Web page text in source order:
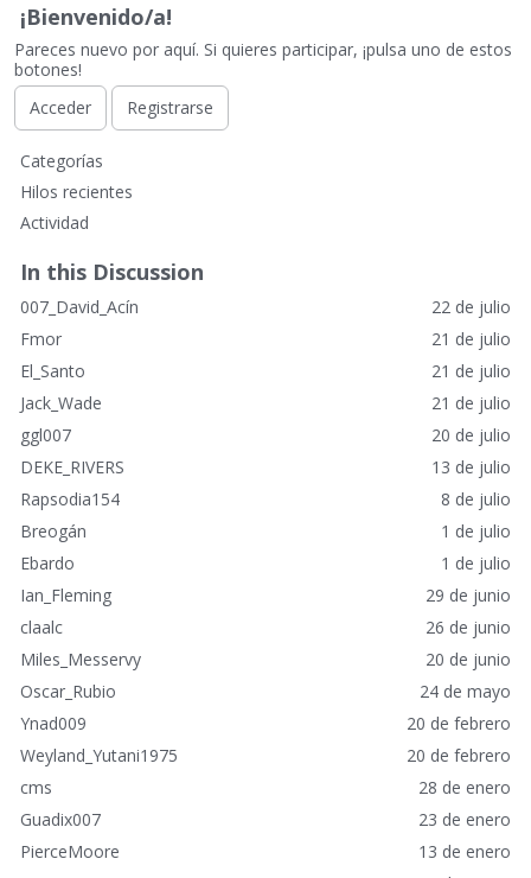
¡Bienvenido/a!
Pareces nuevo por aquí. Si quieres participar, ¡pulsa uno de estos
botones!
Acceder
Registrarse
E
n
a
c
e
s
r
á
p
d
o
s
Categorías
Hilos recientes
Actividad
In this Discussion
22 de julio
007_David_Acín
21 de julio
Fmor
21 de julio
El_Santo
21 de julio
Jack_Wade
20 de julio
ggl007
13 de julio
DEKE_RIVERS
8 de julio
Rapsodia154
1 de julio
Breogán
1 de julio
Ebardo
29 de junio
Ian_Fleming
26 de junio
claalc
20 de junio
Miles_Messervy
24 de mayo
Oscar_Rubio
20 de febrero
Ynad009
20 de febrero
Weyland_Yutani1975
28 de enero
cms
23 de enero
Guadix007
13 de enero
PierceMoore